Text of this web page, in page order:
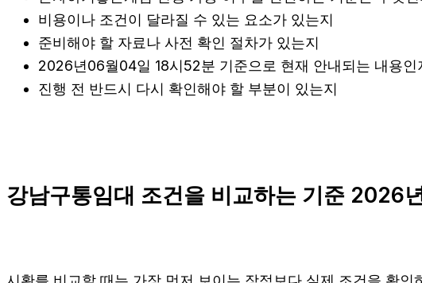
비용이나 조건이 달라질 수 있는 요소가 있는지
준비해야 할 자료나 사전 확인 절차가 있는지
2026년06월04일 18시52분 기준으로 현재 안내되는 내용인
진행 전 반드시 다시 확인해야 할 부분이 있는지
강남구통임대 조건을 비교하는 기준 2026